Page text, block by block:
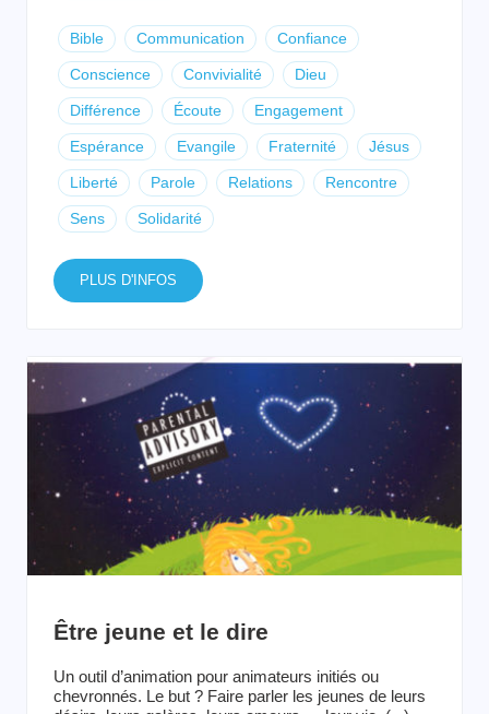
Bible Communication Confiance
Conscience Convivialité Dieu
Différence Écoute Engagement
Espérance Evangile Fraternité Jésus
Liberté Parole Relations Rencontre
Sens Solidarité
PLUS D'INFOS
Être jeune et le dire
Un outil d’animation pour animateurs initiés ou
chevronnés. Le but ? Faire parler les jeunes de leurs